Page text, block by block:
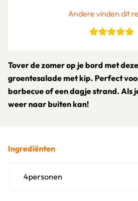
Andere vinden dit
Tover de zomer op je bord met
groentesalade met kip. Perfect
barbecue of een dagje strand. Als
weer naar buiten kan!
Ingrediënten
4personen